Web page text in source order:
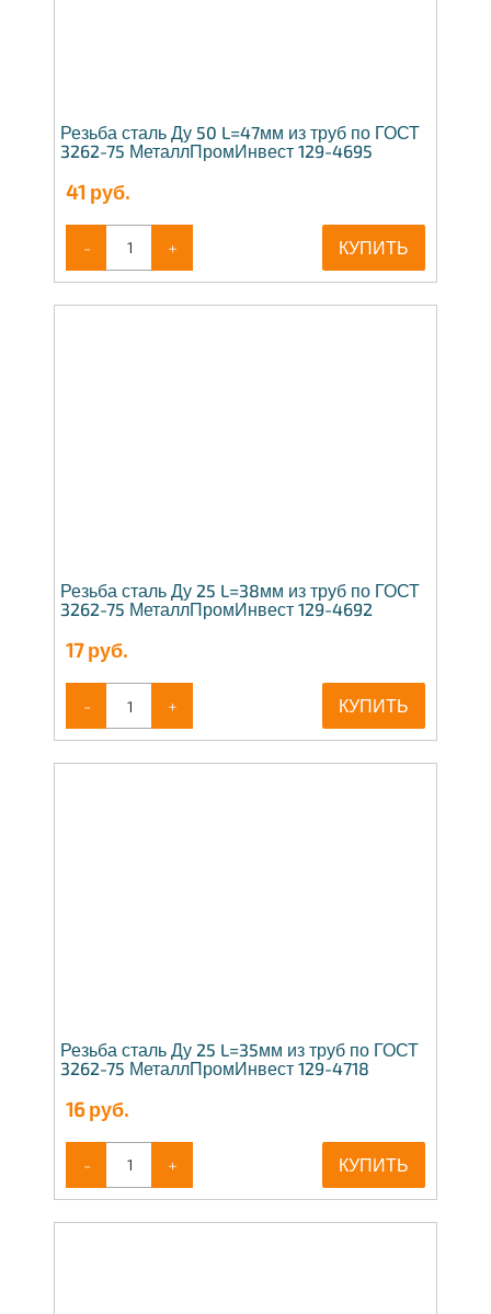
Резьба сталь Ду 50 L=47мм из труб по ГОСТ
3262-75 МеталлПромИнвест 129-4695
41 руб.
- + КУПИТЬ
Резьба сталь Ду 25 L=38мм из труб по ГОСТ
3262-75 МеталлПромИнвест 129-4692
17руб.
- + КУПИТЬ
Резьба сталь Ду 25 L=35мм из труб по ГОСТ
3262-75 МеталлПромИнвест 129-4718
16руб.
- + КУПИТЬ